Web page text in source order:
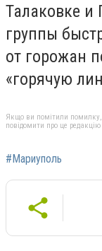
Талаковке и
группы
от горожан
«горячую
Якщо ви помітили помилку,
повідомити про це редакцію
#Мариуполь